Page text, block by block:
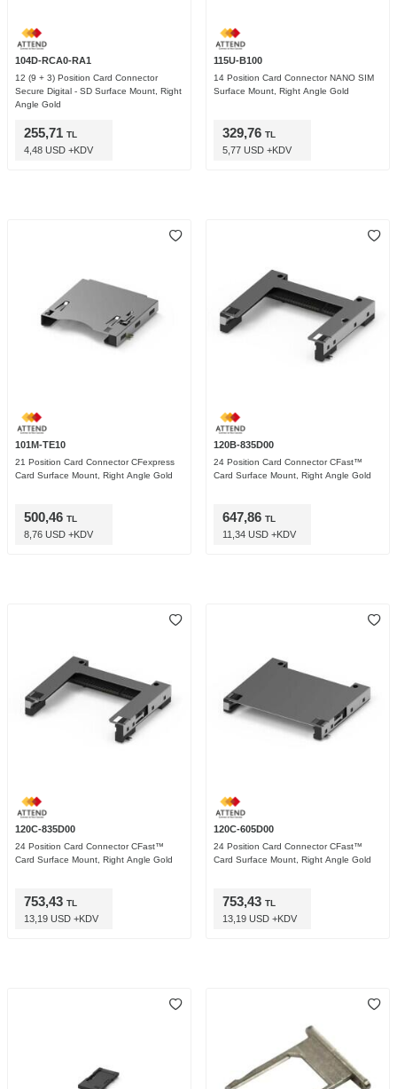
104D-RCA0-RA1
12 (9 + 3) Position Card Connector
Secure Digital - SD Surface Mount, Right
Angle Gold
255,71 TL
4,48 USD +KDV
115U-B100
14 Position Card Connector NANO SIM
Surface Mount, Right Angle Gold
329,76 TL
5,77 USD +KDV
101M-TE10
21 Position Card Connector CFexpress
Card Surface Mount, Right Angle Gold
500,46 TL
8,76 USD +KDV
120B-835D00
24 Position Card Connector CFast™
Card Surface Mount, Right Angle Gold
647,86 TL
11,34 USD +KDV
120C-835D00
24 Position Card Connector CFast™
Card Surface Mount, Right Angle Gold
753,43 TL
13,19 USD +KDV
120C-605D00
24 Position Card Connector CFast™
Card Surface Mount, Right Angle Gold
753,43 TL
13,19 USD +KDV